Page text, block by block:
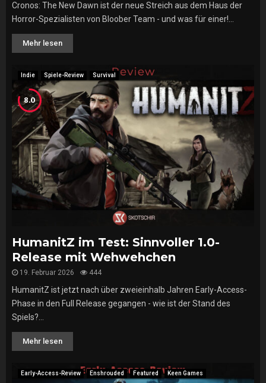
Cronos: The New Dawn ist der neue Streich aus dem Haus der
Horror-Spezialisten von Bloober Team - und was für einer!...
Mehr lesen
Indie Spiele-Review Survival
8.0
HumanitZ im Test: Sinnvoller 1.0-
Release mit Wehwehchen
19. Februar 2026 444
HumanitZ ist jetzt nach über zweieinhalb Jahren Early-Access-
Phase in den Full Release gegangen - wie ist der Stand des
Spiels?...
Mehr lesen
Early-Access-Review Enshrouded Featured Keen Games